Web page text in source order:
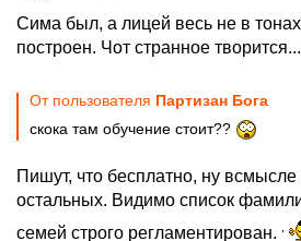
Сима был, а лицей весь не в
построен. Чот странное творится...
От пользователя Партизан Бога
скока там обучение стоит??
Пишут, что бесплатно, ну всмысле
остальных. Видимо список
семей строго регламентирован.